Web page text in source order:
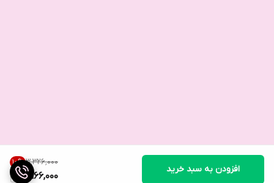
۳٬۳۲۶٬۰۰۰ 10%
2,966,000
افزودن به سبد خرید